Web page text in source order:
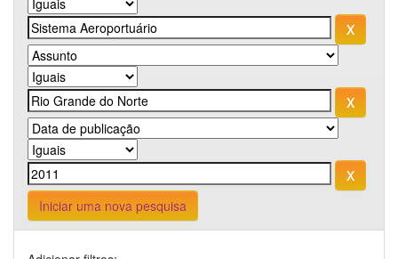
Iniciar uma nova pesquisa